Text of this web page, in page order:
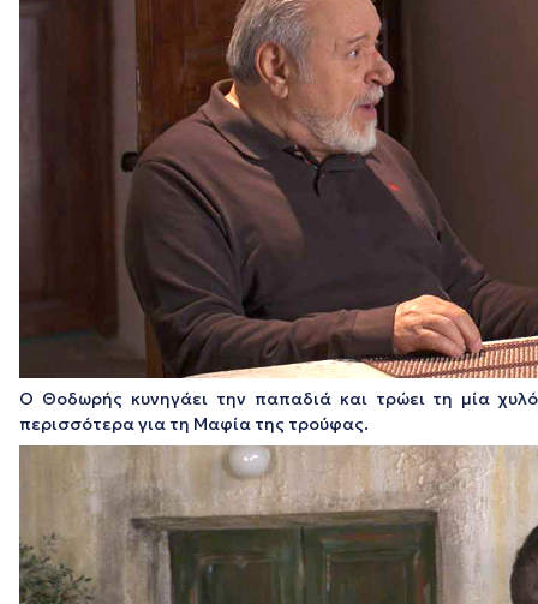
Ο Θοδωρής κυνηγάει την παπαδιά και τρώει τη μία
περισσότερα για τη Μαφία της τρούφας.